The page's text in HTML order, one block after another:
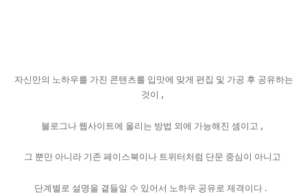
자신만의 노하우를 가진 콘텐츠를 입맛에 맞게 편집 및 가공 후 공유하는
것이 ,
블로그나 웹사이트에 올리는 방법 외에 가능해진 셈이고 ,
그 뿐만 아니라 기존 페이스북이나 트위터처럼 단문 중심이 아니고
단계별로 설명을 곁들일 수 있어서 노하우 공유로 제격이다 .